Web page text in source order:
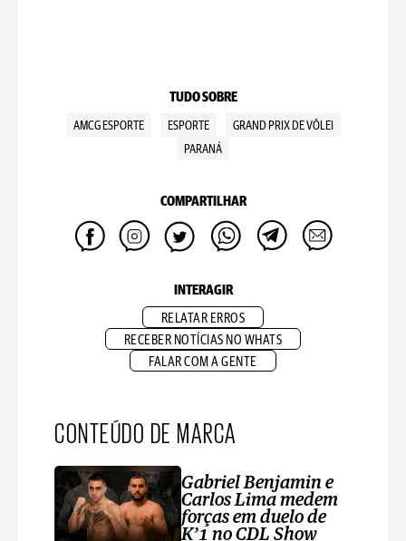
TUDO SOBRE
AMCG ESPORTE ESPORTE
GRAND PRIX DE VÔLEI
PARANÁ
COMPARTILHAR
INTERAGIR
RELATAR ERROS
RECEBER NOTÍCIAS NO WHATS
FALAR COM A GENTE
CONTEÚDO DE MARCA
Gabriel Benjamin e
Carlos Lima medem
forças em duelo de
K’1 no CDL Show